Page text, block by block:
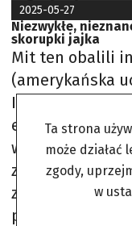
2025-05-27
Niezwykłe,
skorupki jajka
Mit ten obalili
(amerykańska
Institute of
eksperymenty.
wytrzymałość
zwiększanie
zgniatania w
pęknięcia
Ta strona
może działać
zgody,
w